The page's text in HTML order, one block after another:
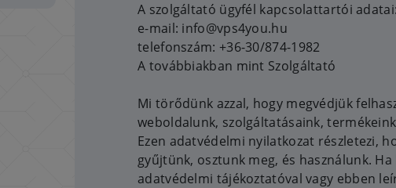
A szolgáltató ügyfél kapcsolattartói adatai:
e-mail: info@vps4you.hu
telefonszám: +36-30/874-1982
A továbbiakban mint Szolgáltató
Mi törődünk azzal, hogy megvédjük
weboldalunk, szolgáltatásaink,
Ezen adatvédelmi nyilatkozat részletezi,
gyűjtünk, osztunk meg, és használunk. Ha
adatvédelmi tájékoztatóval vagy ebben